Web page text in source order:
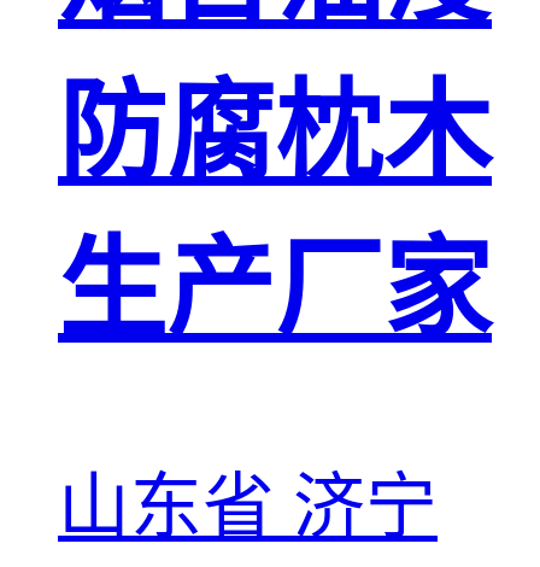
防腐枕木
生产厂家
山东省 济宁